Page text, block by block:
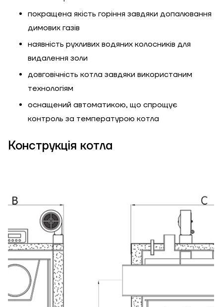
покращена якість горіння завдяки допалювання
димових газів
наявність рухливих водяних колосників для
видалення золи
довговічність котла завдяки використаним
технологіям
оснащений автоматикою, що спрощує
контроль за температурою котла
Конструкція котла
Довжина, м
Ступінь
утеплення, Вт/м
кв
Гарно утеплений, 55
Замовити
ЗАМОВИТИ ПОСЛУГУ МОНТАЖУ
Надіслати
Кошик